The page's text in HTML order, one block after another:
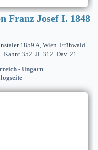
Franz Josef I. 1848
1859 A, Wien. Frühwald
Kahnt 352. Jl. 312. Dav. 21.
- Ungarn